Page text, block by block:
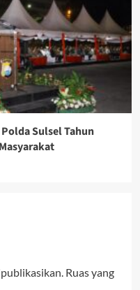
Sulsel Tahun
Ruas yang